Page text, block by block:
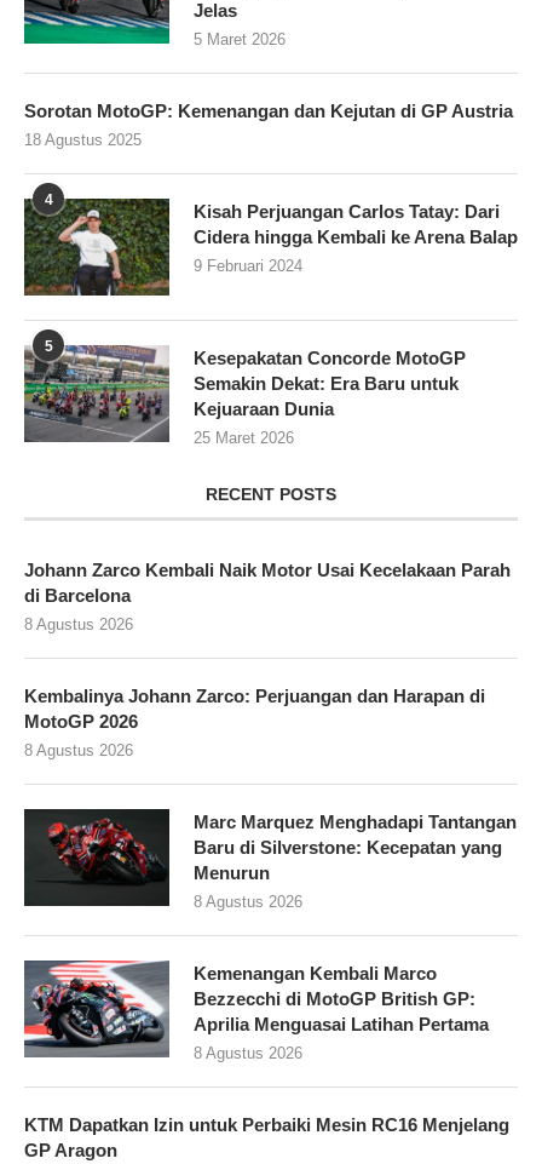
Jelas
5 Maret 2026
Sorotan MotoGP: Kemenangan dan Kejutan di GP Austria
18 Agustus 2025
4
Kisah Perjuangan Carlos Tatay: Dari
Cidera hingga Kembali ke Arena Balap
9 Februari 2024
5
Kesepakatan Concorde MotoGP
Semakin Dekat: Era Baru untuk
Kejuaraan Dunia
25 Maret 2026
RECENT POSTS
Johann Zarco Kembali Naik Motor Usai Kecelakaan Parah
di Barcelona
8 Agustus 2026
Kembalinya Johann Zarco: Perjuangan dan Harapan di
MotoGP 2026
8 Agustus 2026
Marc Marquez Menghadapi Tantangan
Baru di Silverstone: Kecepatan yang
Menurun
8 Agustus 2026
Kemenangan Kembali Marco
Bezzecchi di MotoGP British GP:
Aprilia Menguasai Latihan Pertama
8 Agustus 2026
KTM Dapatkan Izin untuk Perbaiki Mesin RC16 Menjelang
GP Aragon